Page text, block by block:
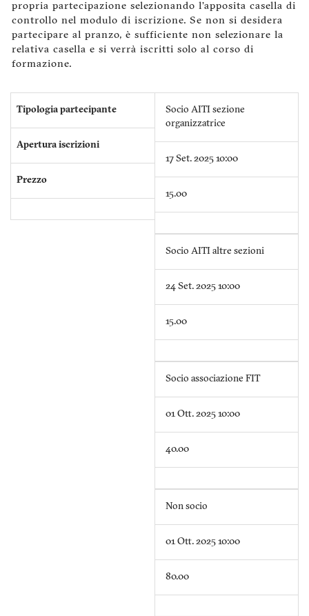
propria partecipazione selezionando l’apposita casella di
controllo nel modulo di iscrizione. Se non si desidera
partecipare al pranzo, è sufficiente non selezionare la
relativa casella e si verrà iscritti solo al corso di
formazione.
Tipologia partecipante
Apertura iscrizioni
Prezzo
Socio AITI sezione
organizzatrice
17 Set. 2025 10:00
15.00
Socio AITI altre sezioni
24 Set. 2025 10:00
15.00
Socio associazione FIT
01 Ott. 2025 10:00
40.00
Non socio
01 Ott. 2025 10:00
80.00